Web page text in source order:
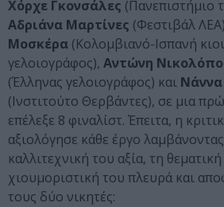
Χόρχε Γκονσάλες (Πανεπιστήμιο
Αδριάνα Μαρτίνες (Φεστιβάλ
Μοσκέρα (Κολομβιανό-Ισπανή
γελοιογράφος), Αντώνη
(Έλληνας γελοιογράφος) και
(Ινστιτούτο Θερβάντες), σε μια
επέλεξε 8 φιναλίστ. Έπειτα, η
αξιολόγησε κάθε έργο
καλλιτεχνική του αξία, τη
χιουμοριστική του πλευρά και
τους δύο νικητές: